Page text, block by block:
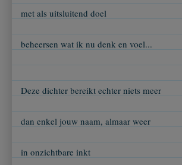
met als uitsluitend doel
beheersen wat ik nu denk en voel...
Deze dichter bereikt echter niets meer
dan enkel jouw naam, almaar weer
in onzichtbare inkt